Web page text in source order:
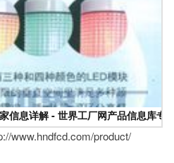
信息详解 - 世界工厂网产品信息库专
www.hndfcd.com/product/